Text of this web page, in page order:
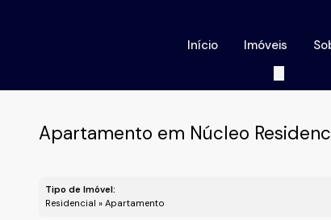
Imóveis
Início
Apartamento em Núcleo
Tipo de Imóvel:
Residencial » Apartamento